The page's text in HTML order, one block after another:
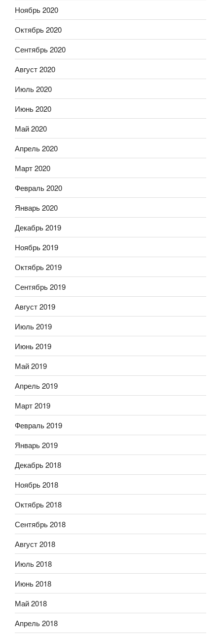
Ноябрь 2020
Октябрь 2020
Сентябрь 2020
Август 2020
Июль 2020
Июнь 2020
Май 2020
Апрель 2020
Март 2020
Февраль 2020
Январь 2020
Декабрь 2019
Ноябрь 2019
Октябрь 2019
Сентябрь 2019
Август 2019
Июль 2019
Июнь 2019
Май 2019
Апрель 2019
Март 2019
Февраль 2019
Январь 2019
Декабрь 2018
Ноябрь 2018
Октябрь 2018
Сентябрь 2018
Август 2018
Июль 2018
Июнь 2018
Май 2018
Апрель 2018